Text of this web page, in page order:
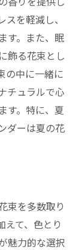
を軽減し、
す。また、眠
飾る花束とし
の中に一緒に
チュラルで心
す。特に、夏
ダーは夏の花
束を多数取り
えて、色とり
魅力的な選択